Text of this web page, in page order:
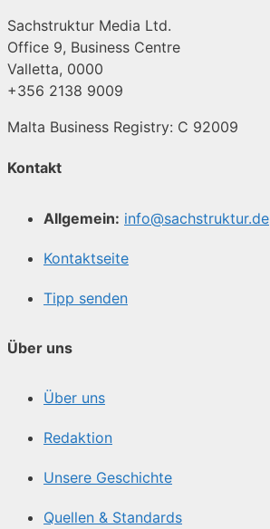
Sachstruktur Media Ltd.
Office 9, Business Centre
Valletta, 0000
+356 2138 9009
Malta Business Registry: C 92009
Kontakt
Allgemein: info@sachstruktur.de
Kontaktseite
Tipp senden
Über uns
Über uns
Redaktion
Unsere Geschichte
Quellen & Standards